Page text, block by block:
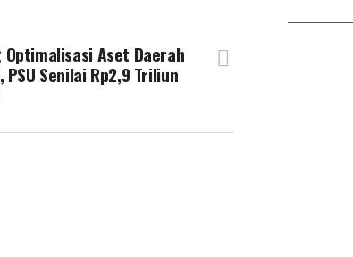
Optimalisasi Aset Daerah
PSU Senilai Rp2,9 Triliun